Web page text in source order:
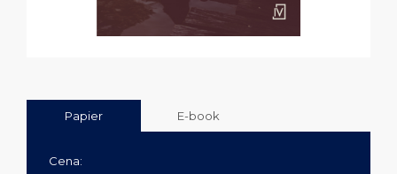
Papier E-book
Cena: